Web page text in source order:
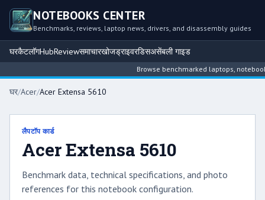
NOTEBOOKS CENTER
Benchmarks, reviews, laptop news, drivers, and disassembly guides
घरकैटलॉगHubReviewसमाचारखोजड्राइवरडिसअसेंबली गाइड
Browse benchmarked laptops,
घर/Acer/Acer Extensa 5610
लैपटॉप कार्ड
Acer Extensa 5610
Benchmark data, technical specifications, and photo
references for this notebook configuration.